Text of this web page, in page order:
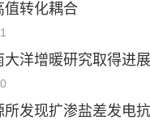
值转化耦合
大洋增暖研究取得进展
所发现扩渗盐差发电